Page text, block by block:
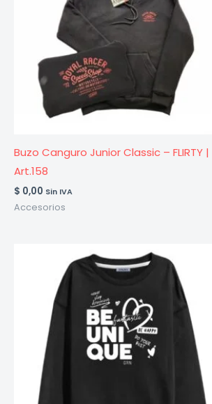
Buzo Canguro Junior Classic – FLIRTY |
Art.158
$ 0,00 Sin IVA
Accesorios